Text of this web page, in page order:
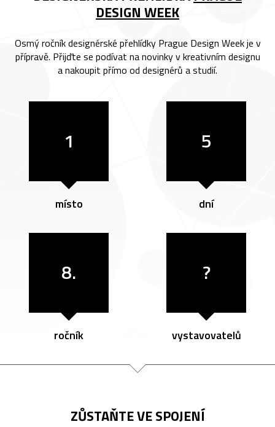
DESIGN WEEK
Osmý ročník designérské přehlídky Prague Design Week je v
přípravě. Přijďte se podívat na novinky v kreativním designu
a nakoupit přímo od designérů a studií.
1
místo
5
dní
8.
ročník
?
vystavovatelů
ZŮSTAŇTE VE SPOJENÍ